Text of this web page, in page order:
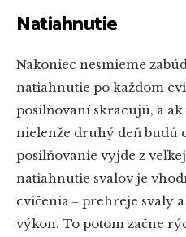
Natiahnutie
Nakoniec nesmieme
natiahnutie po každom
posilňovaní skracujú, a
nielenže druhý deň budú
posilňovanie vyjde z
natiahnutie svalov je
cvičenia ‒ prehreje svaly
výkon. To potom začne